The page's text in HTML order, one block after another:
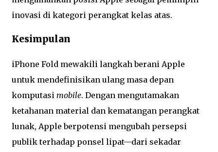
inovasi di kategori perangkat kelas atas.
Kesimpulan
iPhone Fold mewakili langkah berani Apple
untuk mendefinisikan ulang masa depan
komputasi mobile. Dengan mengutamakan
ketahanan material dan kematangan perangkat
lunak, Apple berpotensi mengubah persepsi
publik terhadap ponsel lipat—dari sekadar